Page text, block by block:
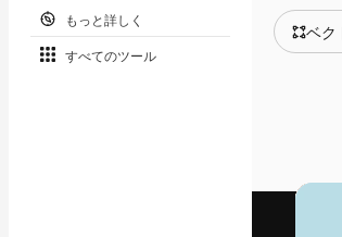
もっと詳しく
すべてのツール
ベク
動画